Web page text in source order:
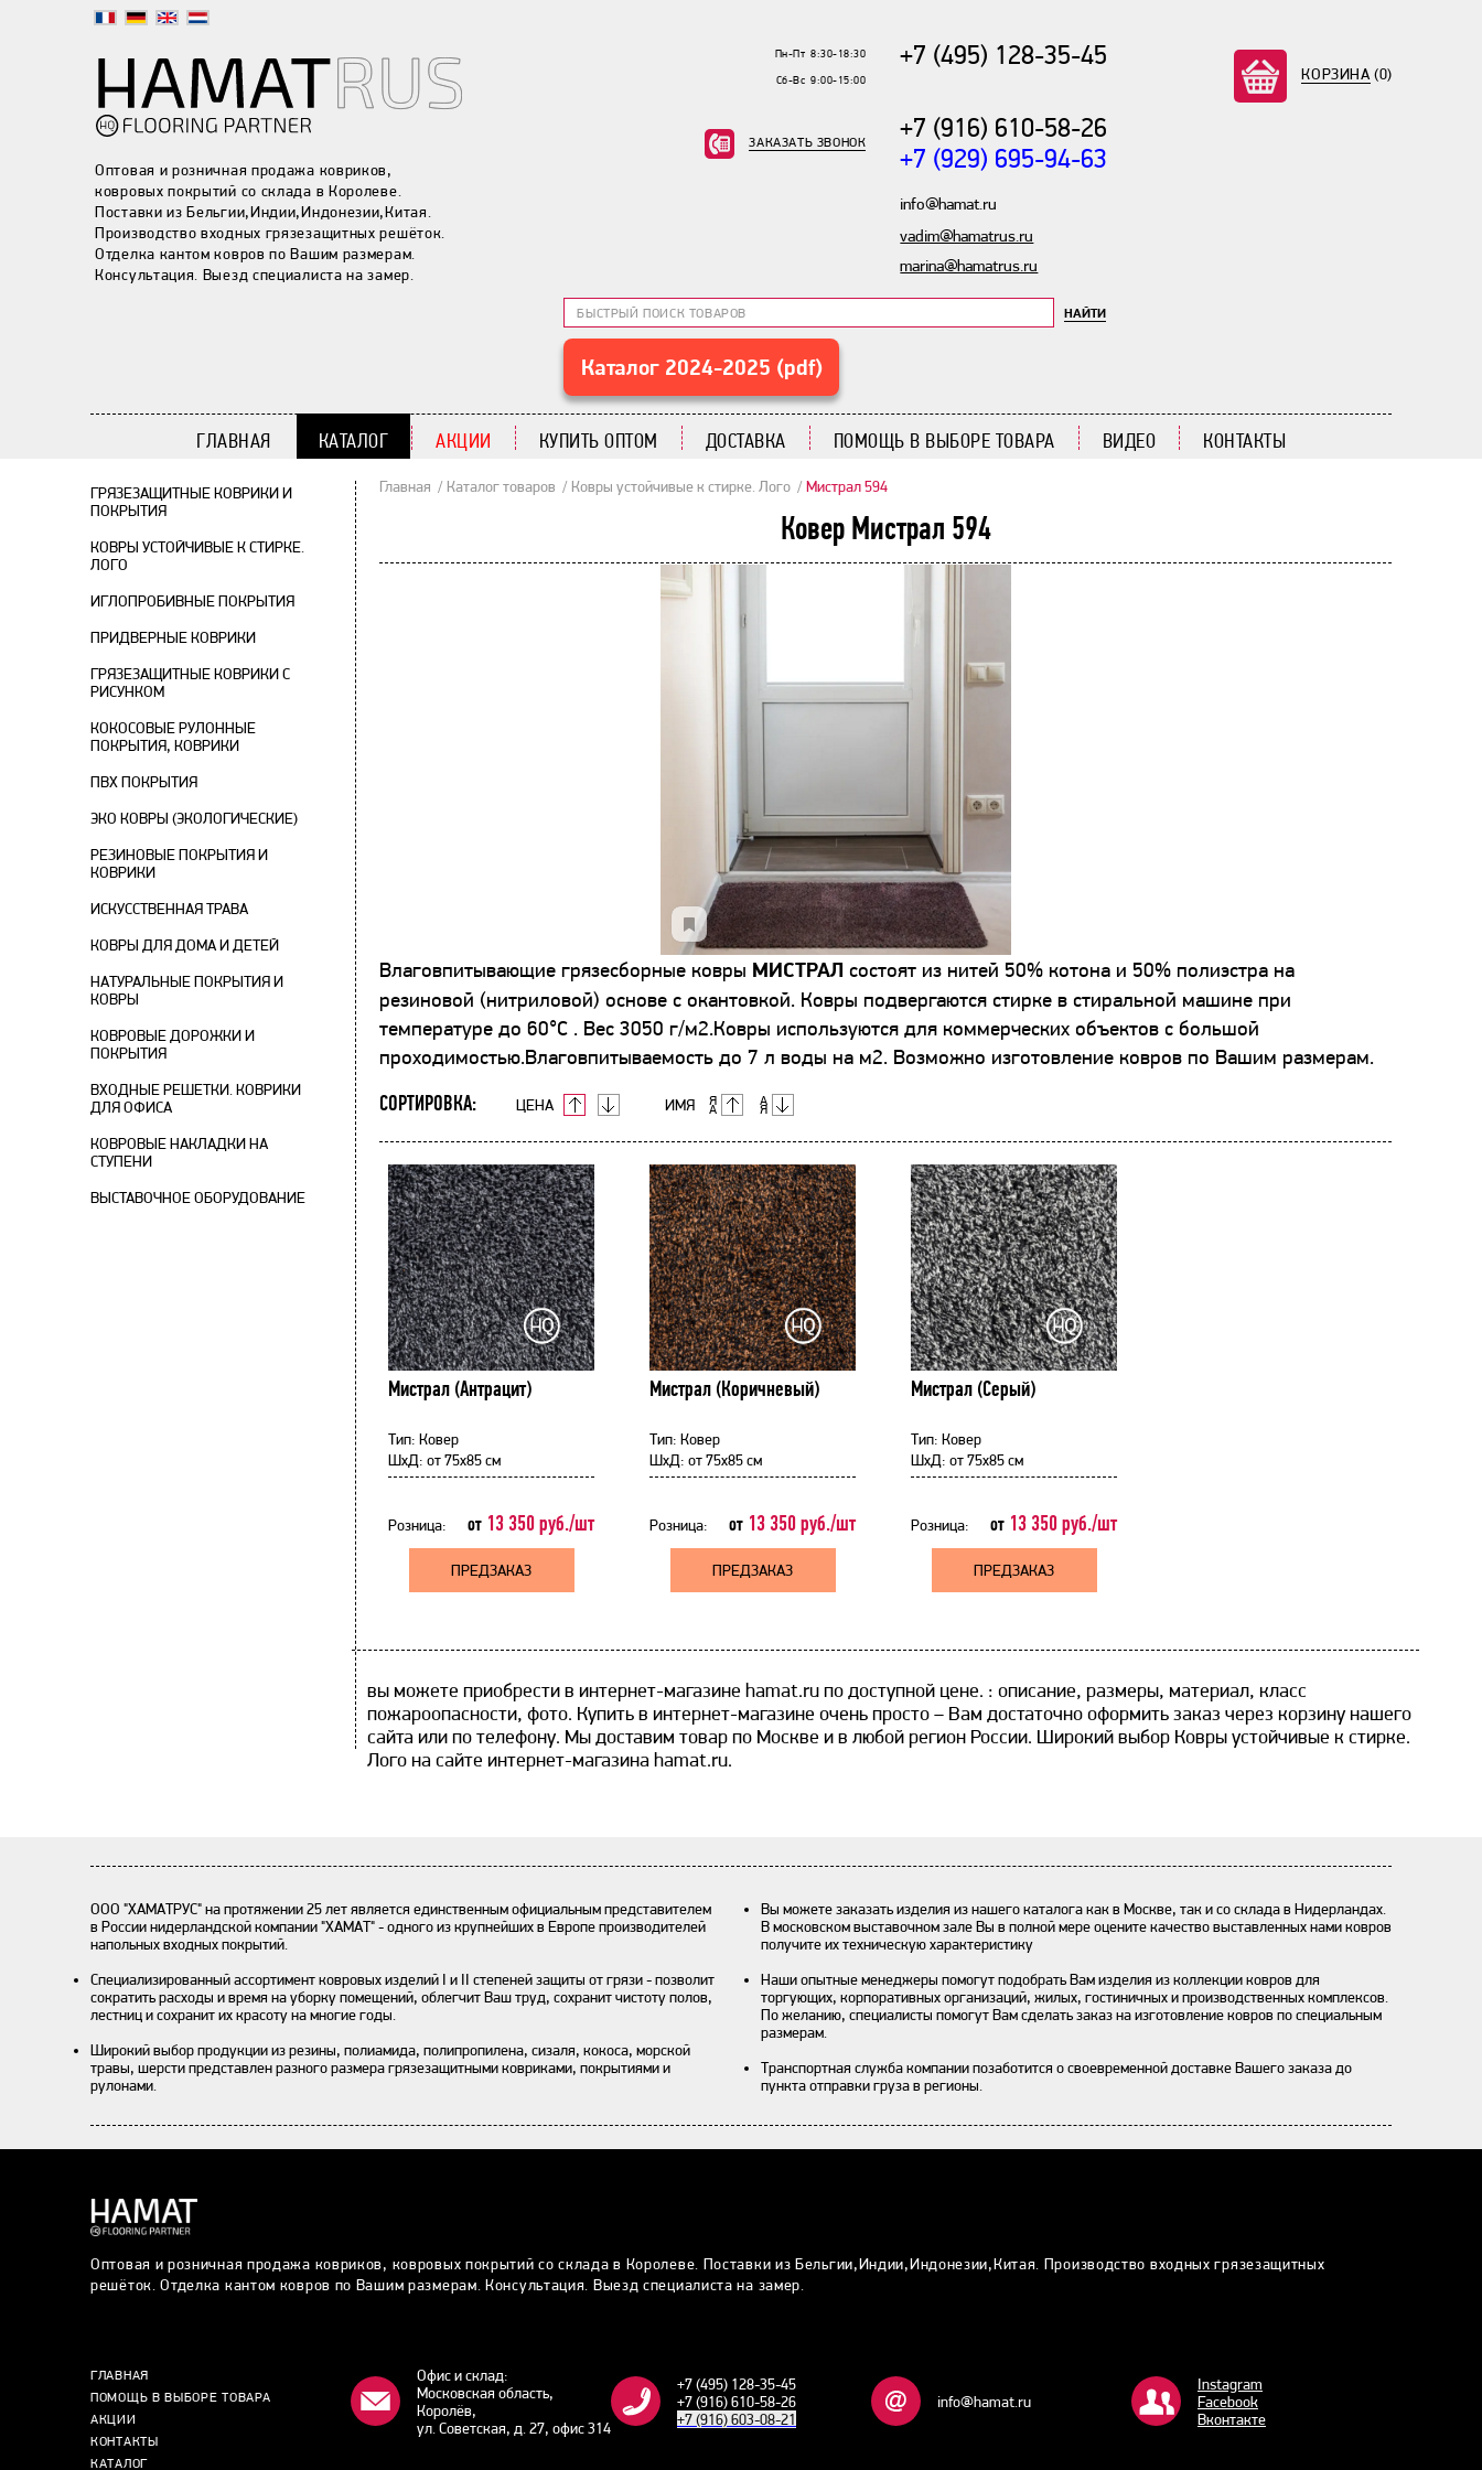
Оптовая и розничная продажа ковриков,
ковровых покрытий со склада в Королеве.
Поставки из Бельгии,Индии,Индонезии,Китая.
Производство входных грязезащитных решёток.
Отделка кантом ковров по Вашим размерам.
Консультация. Выезд специалиста на замер.
КОРЗИНА (0)
+7 (495) 128-35-45
+7 (916) 610-58-26
+7 (929) 695-94-63
info@hamat.ru
vadim@hamatrus.ru
marina@hamatrus.ru
Пн-Пт 8:30-18:30
Сб-Вс 9:00-15:00
ЗАКАЗАТЬ ЗВОНОК
НАЙТИ
Каталог 2024-2025 (pdf)
ГЛАВНАЯ КАТАЛОГ АКЦИИ КУПИТЬ ОПТОМ ДОСТАВКА ПОМОЩЬ В ВЫБОРЕ ТОВАРА ВИДЕО КОНТАКТЫ
ГРЯЗЕЗАЩИТНЫЕ КОВРИКИ И
ПОКРЫТИЯ
КОВРЫ УСТОЙЧИВЫЕ К СТИРКЕ.
ЛОГО
ИГЛОПРОБИВНЫЕ ПОКРЫТИЯ
ПРИДВЕРНЫЕ КОВРИКИ
ГРЯЗЕЗАЩИТНЫЕ КОВРИКИ С
РИСУНКОМ
КОКОСОВЫЕ РУЛОННЫЕ
ПОКРЫТИЯ, КОВРИКИ
ПВХ ПОКРЫТИЯ
ЭКО КОВРЫ (ЭКОЛОГИЧЕСКИЕ)
РЕЗИНОВЫЕ ПОКРЫТИЯ И
КОВРИКИ
ИСКУССТВЕННАЯ ТРАВА
КОВРЫ ДЛЯ ДОМА И ДЕТЕЙ
НАТУРАЛЬНЫЕ ПОКРЫТИЯ И
КОВРЫ
КОВРОВЫЕ ДОРОЖКИ И
ПОКРЫТИЯ
ВХОДНЫЕ РЕШЕТКИ. КОВРИКИ
ДЛЯ ОФИСА
КОВРОВЫЕ НАКЛАДКИ НА
СТУПЕНИ
ВЫСТАВОЧНОЕ ОБОРУДОВАНИЕ
Главная Каталог товаров Ковры устойчивые к стирке. Лого Мистрал 594
Ковер Мистрал 594
Влаговпитывающие грязесборные ковры МИСТРАЛ состоят из нитей 50% котона и 50% полиэстра на
резиновой (нитриловой) основе с окантовкой. Ковры подвергаются стирке в стиральной машине при
температуре до 60°C . Вес 3050 г/м2.Ковры используются для коммерческих объектов с большой
проходимостью.Влаговпитываемость до 7 л воды на м2. Возможно изготовление ковров по Вашим размерам.
СОРТИРОВКА: ЦЕНА ИМЯ
Мистрал (Антрацит)
Тип: Ковер
ШхД: от75x85 см
Розница: от 13 350 руб./шт
ПРЕДЗАКАЗ
Мистрал (Коричневый)
Тип: Ковер
ШхД: от75x85 см
Розница: от 13 350 руб./шт
ПРЕДЗАКАЗ
Мистрал (Серый)
Тип: Ковер
ШхД: от75x85 см
Розница: от 13 350 руб./шт
ПРЕДЗАКАЗ
вы можете приобрести в интернет-магазине hamat.ru по доступной цене. ​: описание, размеры, материал, класс
пожароопасности, фото. Купить в интернет-магазине очень просто – Вам достаточно оформить заказ через корзину нашего
сайта или по телефону. Мы доставим товар по Москве и в любой регион России. Широкий выбор Ковры устойчивые к стирке.
Лого на сайте интернет-магазина hamat.ru.
ООО "ХАМАТРУС" на протяжении 25 лет является единственным официальным представителем
в России нидерландской компании "ХАМАТ" - одного из крупнейших в Европе производителей
напольных входных покрытий.
Специализированный ассортимент ковровых изделий I и II степеней защиты от грязи - позволит
сократить расходы и время на уборку помещений, облегчит Ваш труд, сохранит чистоту полов,
лестниц и сохранит их красоту на многие годы.
Широкий выбор продукции из резины, полиамида, полипропилена, сизаля, кокоса, морской
травы, шерсти представлен разного размера грязезащитными ковриками, покрытиями и
рулонами.
Вы можете заказать изделия из нашего каталога как в Москве, так и со склада в Нидерландах.
В московском выставочном зале Вы в полной мере оцените качество выставленных нами ковров
получите их техническую характеристику
Наши опытные менеджеры помогут подобрать Вам изделия из коллекции ковров для
торгующих, корпоративных организаций, жилых, гостиничных и производственных комплексов.
По желанию, специалисты помогут Вам сделать заказ на изготовление ковров по специальным
размерам.
Транспортная служба компании позаботится о своевременной доставке Вашего заказа до
пункта отправки груза в регионы.
Оптовая и розничная продажа ковриков, ковровых покрытий со склада в Королеве. Поставки из Бельгии,Индии,Индонезии,Китая. Производство входных грязезащитных
решёток. Отделка кантом ковров по Вашим размерам. Консультация. Выезд специалиста на замер.
ГЛАВНАЯ
ПОМОЩЬ В ВЫБОРЕ ТОВАРА
АКЦИИ
КОНТАКТЫ
КАТАЛОГ
Офис и склад:
Московская область,
Королёв,
ул. Советская, д. 27, офис 314
+7 (495) 128-35-45
+7 (916) 610-58-26
+7 (916) 603-08-21
info@hamat.ru
Instagram
Facebook
Bконтакте